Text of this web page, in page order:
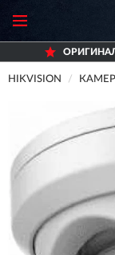
HIKVISION